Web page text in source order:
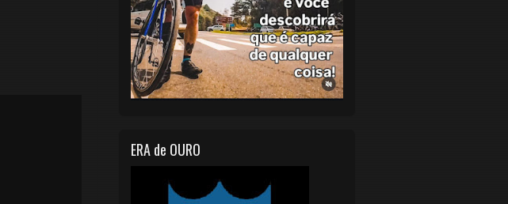
ERA de OURO